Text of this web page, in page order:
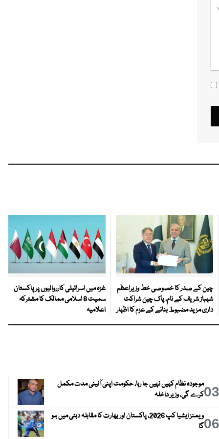
چین کے صدر کا خصوصی خط وزیراعظم
شہباز شریف کے نام، پاک چین شراکت
داری مزید مضبوط بنانے کے عزم کا اظہار
غزہ میں اسرائیلی کارروائیوں پر پاکستان
سمیت 8 اسلامی ممالک کا مشترکہ
اعلامیہ
03موجودہ نظام کہیں نہیں جا رہا، حکومت اپنی آئینی مدت مکمل
کرے گی، وزیر داخلہ
06
ویمنز ایشیا کپ 2026، پاکستان اور بھارت کا مقابلہ دبئی میں ہو
گا